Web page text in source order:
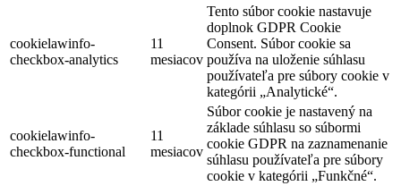
cookielawinfo-
checkbox-analytics
11
mesiacov
Tento súbor cookie nastavuje
doplnok GDPR Cookie
Consent. Súbor cookie sa
používa na uloženie súhlasu
používateľa pre súbory cookie v
kategórii „Analytické“.
cookielawinfo-
checkbox-functional
11
mesiacov
Súbor cookie je nastavený na
základe súhlasu so súbormi
cookie GDPR na zaznamenanie
súhlasu používateľa pre súbory
cookie v kategórii „Funkčné“.